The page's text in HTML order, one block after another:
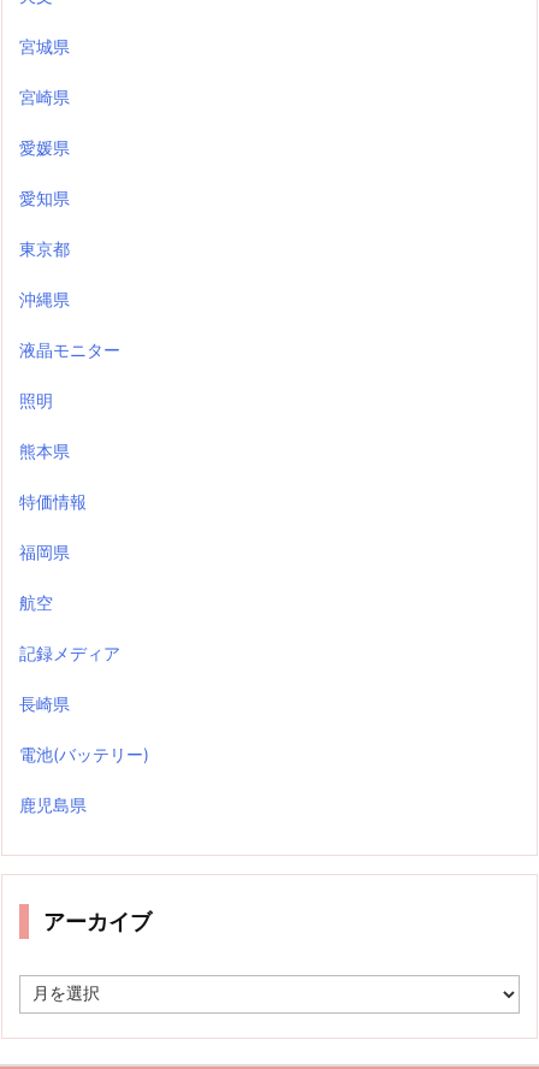
宮城県
宮崎県
愛媛県
愛知県
東京都
沖縄県
液晶モニター
照明
熊本県
特価情報
福岡県
航空
記録メディア
長崎県
電池(バッテリー)
鹿児島県
アーカイブ
ー